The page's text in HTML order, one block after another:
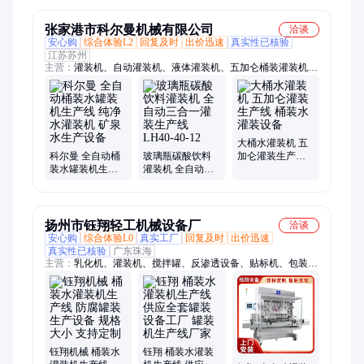
张家港市科尔曼机械有限公司
洽谈
安心购
综合体验L2 回复及时 出价迅速
真实性已核验
江苏苏州
主营： 灌装机、自动灌装机、液体灌装机、五加仑桶装灌装机、
桶装水灌装机、全自动灌装机、灌装机械、定量灌装机、饮料灌
装机、小型灌装机、膏体灌装机、食用油灌装机、啤酒灌装机、
灌装机厂家、半自动灌装机、直线灌装机、三合一灌装机、纯净
水灌装机、不锈钢灌装机、气体饮料灌装机、瓶装水生产线、果
汁灌装机、碳酸饮料灌装机
科尔曼 全自动桶
装水罐装机生产
玻璃瓶碳酸饮料
灌装机 全自动三
大桶水灌装机 五
加仑灌装生产线
扬州市钰翔轻工机械设备厂
洽谈
安心购
综合体验L0 真实工厂 回复及时 出价迅速
真实性已核验
广东珠海
主营： 乳化机、灌装机、搅拌罐、反渗透设备、贴标机、包装
机、储罐、灌装生产线
钰翔机械 桶装水
钰翔 桶装水灌装